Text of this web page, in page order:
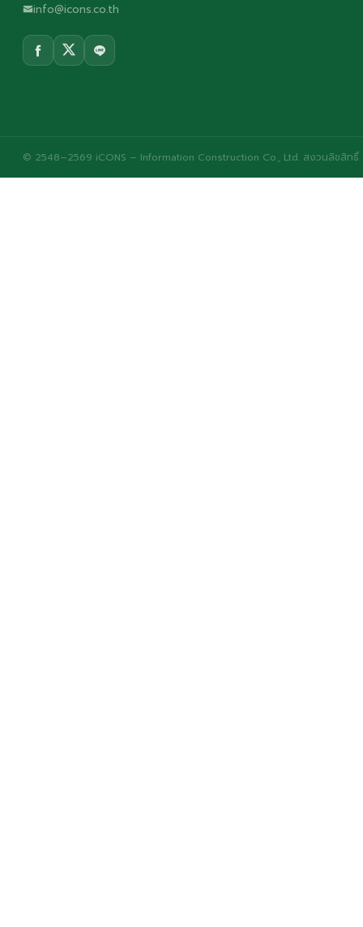
info@icons.co.th
© 2548–2569 iCONS – Information Construction Co., Ltd. สงวนลิขสิทธิ์